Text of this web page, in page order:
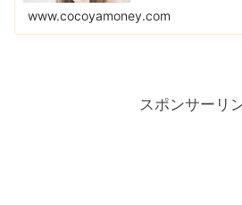
とうございます。）昨
www.cocoyamoney.com
スポンサーリ